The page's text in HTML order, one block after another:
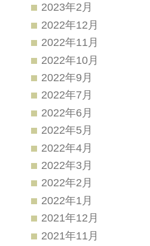
2023年2月
2022年12月
2022年11月
2022年10月
2022年9月
2022年7月
2022年6月
2022年5月
2022年4月
2022年3月
2022年2月
2022年1月
2021年12月
2021年11月